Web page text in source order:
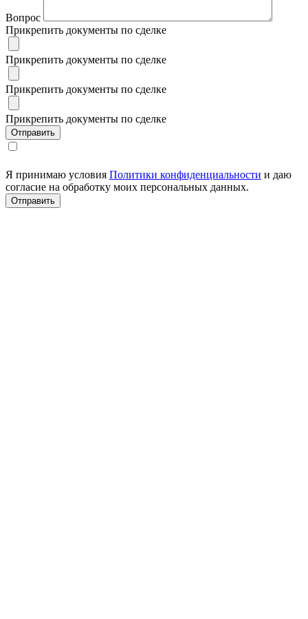
Вопрос
Прикрепить документы по сделке
Прикрепить документы по сделке
Прикрепить документы по сделке
Прикрепить документы по сделке
Я принимаю условия Политики конфиденциальности и даю
согласие на обработку моих персональных данных.